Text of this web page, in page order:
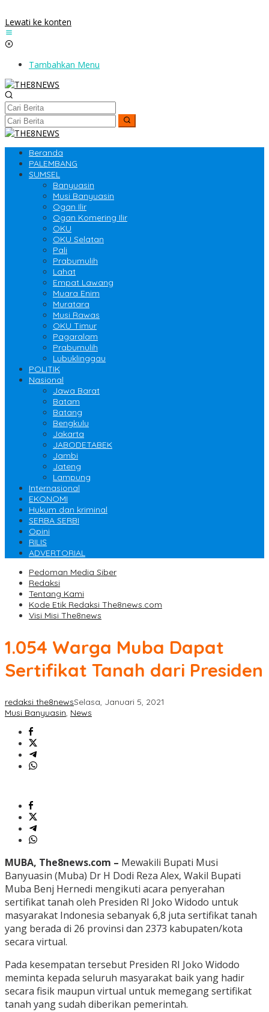
Lewati ke konten
Tambahkan Menu
Beranda
PALEMBANG
SUMSEL
Banyuasin
Musi Banyuasin
Ogan Ilir
Ogan Komering Ilir
OKU
OKU Selatan
Pali
Prabumulih
Lahat
Empat Lawang
Muara Enim
Muratara
Musi Rawas
OKU Timur
Pagaralam
Prabumulih
Lubuklinggau
POLITIK
Nasional
Jawa Barat
Batam
Batang
Bengkulu
Jakarta
JABODETABEK
Jambi
Jateng
Lampung
Internasional
EKONOMI
Hukum dan kriminal
SERBA SERBI
Opini
RILIS
ADVERTORIAL
Pedoman Media Siber
Redaksi
Tentang Kami
Kode Etik Redaksi The8news.com
Visi Misi The8news
1.054 Warga Muba Dapat
Sertifikat Tanah dari Presiden
redaksi the8newsSelasa, Januari 5, 2021
Musi Banyuasin, News
MUBA, The8news.com – Mewakili Bupati Musi
Banyuasin (Muba) Dr H Dodi Reza Alex, Wakil Bupati
Muba Benj Hernedi mengikuti acara penyerahan
sertifikat tanah oleh Presiden RI Joko Widodo untuk
masyarakat Indonesia sebanyak 6,8 juta sertifikat tanah
yang berada di 26 provinsi dan 2373 kabupaten/kota
secara virtual.
Pada kesempatan tersebut Presiden RI Joko Widodo
meminta kepada seluruh masyarakat baik yang hadir
secara fisik maupun virtual untuk memegang sertifikat
tanah yang sudah diberikan pemerintah.